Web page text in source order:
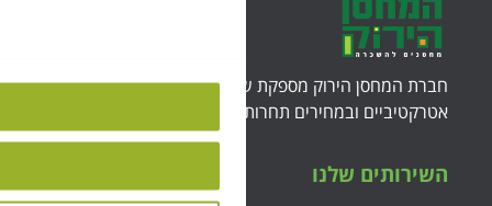
חברת המחסן הירוק מספקת שירותי אחסנה במיקומים
אטרקטיביים ובמחירים תחרותיים ושווים לכל כיס.
השירותים שלנו